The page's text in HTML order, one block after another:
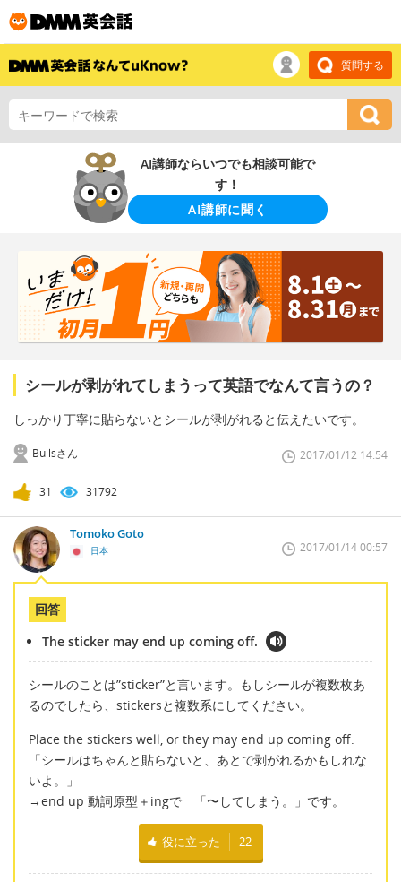
質問する
AI講師ならいつでも相談可能で
す！
AI講師に聞く
シールが剥がれてしまうって英語でなんて言うの？
しっかり丁寧に貼らないとシールが剥がれると伝えたいです。
Bullsさん 2017/01/12 14:54
31 31792
Tomoko Goto
日本 2017/01/14 00:57
回答
The sticker may end up coming off.
シールのことは”sticker”と言います。もしシールが複数枚あ
るのでしたら、stickersと複数系にしてください。
Place the stickers well, or they may end up coming off.
「シールはちゃんと貼らないと、あとで剥がれるかもしれな
いよ。」
→end up 動詞原型＋ingで 「〜してしまう。」です。
役に立った 22